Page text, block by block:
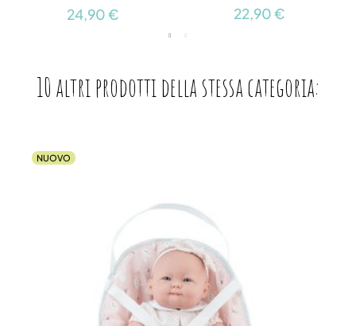
24,90 € 22,90 €
10 altri prodotti della stessa categoria:
NUOVO